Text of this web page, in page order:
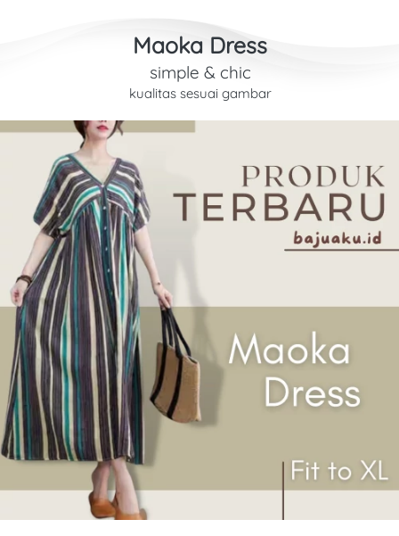
Maoka Dress
simple & chic
kualitas sesuai gambar